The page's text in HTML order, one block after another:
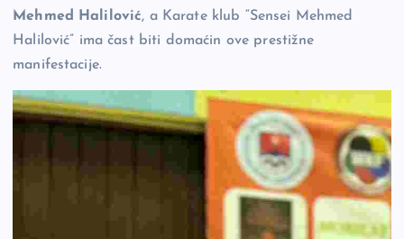
Mehmed Halilović, a Karate klub “Sensei Mehmed
Halilović” ima čast biti domaćin ove prestižne
manifestacije.